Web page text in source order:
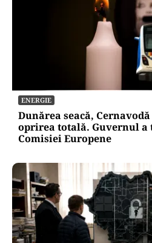
ENERGIE
Dunărea seacă,
oprirea totală. Guvernul a
Comisiei Europene